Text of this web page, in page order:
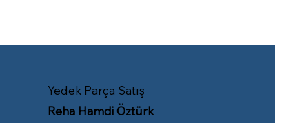
Yedek Parça Satış
Reha Hamdi Öztürk